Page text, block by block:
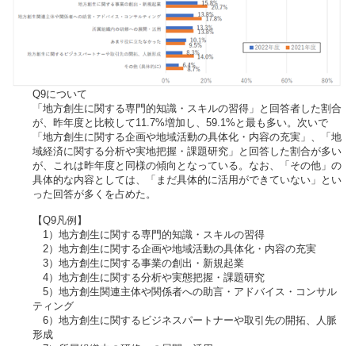
Q9について
「地方創生に関する専門的知識・スキルの習得」と回答者した割合
が、昨年度と比較して11.7%増加し、59.1%と最も多い。次いで
「地方創生に関する企画や地域活動の具体化・内容の充実」、「地
域経済に関する分析や実地把握・課題研究」と回答した割合が多い
が、これは昨年度と同様の傾向となっている。なお、「その他」の
具体的な内容としては、「まだ具体的に活用ができていない」とい
った回答が多くを占めた。
【Q9凡例】
1）地方創生に関する専門的知識・スキルの習得
2）地方創生に関する企画や地域活動の具体化・内容の充実
3）地方創生に関する事業の創出・新規起業
4）地方創生に関する分析や実態把握・課題研究
5）地方創生関連主体や関係者への助言・アドバイス・コンサル
ティング
6）地方創生に関するビジネスパートナーや取引先の開拓、人脈
形成